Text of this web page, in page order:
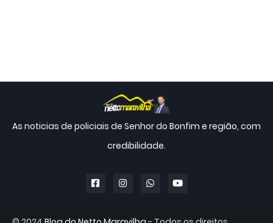
As noticias de policiais de Senhor do Bonfim e região, com
credibilidade.